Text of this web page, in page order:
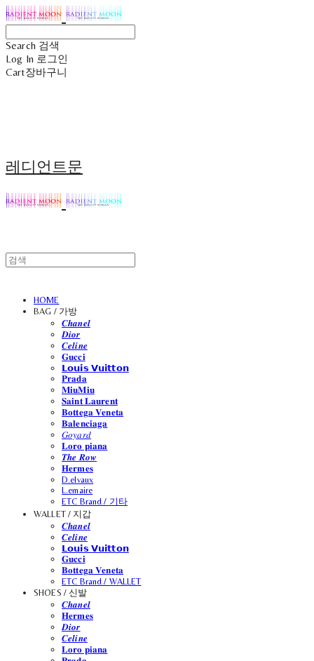
Search 검색
Log In 로그인
Cart장바구니
레디언트문
HOME
BAG / 가방
𝑪𝒉𝒂𝒏𝒆𝒍
𝑫𝒊𝒐𝒓
𝑪𝒆𝒍𝒊𝒏𝒆
𝐆𝐮𝐜𝐜𝐢
𝗟𝗼𝘂𝗶𝘀 𝗩𝘂𝗶𝘁𝘁𝗼𝗻
𝐏𝐫𝐚𝐝𝐚
𝐌𝐢𝐮𝐌𝐢𝐮
𝐒𝐚𝐢𝐧𝐭 𝐋𝐚𝐮𝐫𝐞𝐧𝐭
𝐁𝐨𝐭𝐭𝐞𝐠𝐚 𝐕𝐞𝐧𝐞𝐭𝐚
𝐁𝐚𝐥𝐞𝐧𝐜𝐢𝐚𝐠𝐚
𝐺𝑜𝑦𝑎𝑟𝑑
𝐋𝐨𝐫𝐨 𝐩𝐢𝐚𝐧𝐚
𝑻𝒉𝒆 𝑹𝒐𝒘
𝐇𝐞𝐫𝐦𝐞𝐬
D.elvaux
L.emaire
ETC Brand / 기타
WALLET / 지갑
𝑪𝒉𝒂𝒏𝒆𝒍
𝑪𝒆𝒍𝒊𝒏𝒆
𝗟𝗼𝘂𝗶𝘀 𝗩𝘂𝗶𝘁𝘁𝗼𝗻
𝐆𝐮𝐜𝐜𝐢
𝐁𝐨𝐭𝐭𝐞𝐠𝐚 𝐕𝐞𝐧𝐞𝐭𝐚
ETC Brand / WALLET
SHOES / 신발
𝑪𝒉𝒂𝒏𝒆𝒍
𝐇𝐞𝐫𝐦𝐞𝐬
𝑫𝒊𝒐𝒓
𝑪𝒆𝒍𝒊𝒏𝒆
𝐋𝐨𝐫𝐨 𝐩𝐢𝐚𝐧𝐚